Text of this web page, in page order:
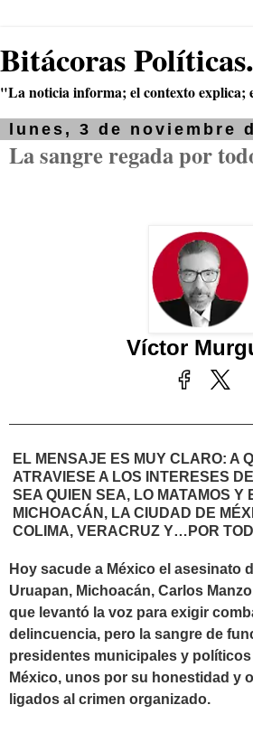
Bitácoras
"La noticia informa; el contexto explica;
lunes, 3 de noviembre
La sangre regada por
Víctor
EL MENSAJE ES MUY CLARO: A
ATRAVIESE A LOS INTERESES
SEA QUIEN SEA, LO MATAMOS Y
MICHOACÁN, LA CIUDAD DE
COLIMA, VERACRUZ Y…POR
Hoy sacude a México el asesinato
Uruapan, Michoacán, Carlos
que levantó la voz para exigir
delincuencia, pero la sangre de
presidentes municipales y
México, unos por su honestidad y
ligados al crimen organizado.